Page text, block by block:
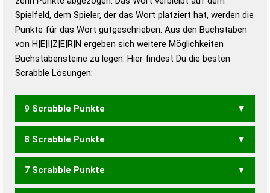
Duden – Richtiges und gutes
Deutsch
Duden – Die deutsche Grammatik
Duden – Deutsches
Spielfeld, dem Spieler, der das Wort platziert hat, werden die
Punkte für das Wort gutgeschrieben. Aus den Buchstaben
von H|E|I|Z|E|R|N ergeben sich weitere Möglichkeiten
Buchstabensteine zu legen. Hier findest Du die besten
Scrabble Lösungen:
9 Scrabble Punkte
ERZIEH HEINZE HEIZEN
ZEHREN ZEIHEN ZIEHEN
8 Scrabble Punkte
HEINZ HERZE IHRZE
ZIEHE
REIZEN ZIEREN
7 Scrabble Punkte